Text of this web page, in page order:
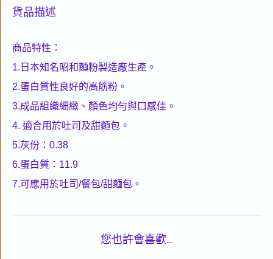
貨品描述
商品特性：
1.日本知名昭和麵粉製造廠生產。
2.蛋白質性良好的高筋粉。
3.成品組織細緻、顏色均勻與口感佳。
4. 適合用於吐司及甜麵包。
5.灰份：0.38
6.蛋白質：11.9
7.可應用於吐司/餐包/甜麵包。
您也許會喜歡..